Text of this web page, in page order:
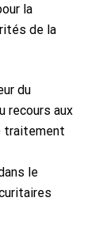
la
de la
du
recours aux
traitement
le